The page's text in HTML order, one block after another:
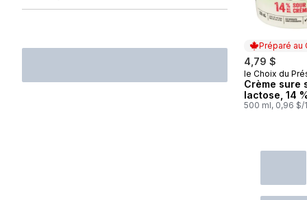
Préparé au
4,79 $
Préparé au
le Choix du
Crème sure
lactose, 14
500 ml, 0,96 $/